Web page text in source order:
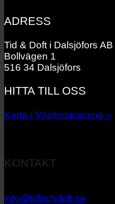
ADRESS
Tid & Doft i Dalsjöfors AB
Bollvägen 1
516 34 Dalsjöfors
HITTA TILL OSS
Karta / Vägbeskrivning »
KONTAKT
info@tidochdoft.se